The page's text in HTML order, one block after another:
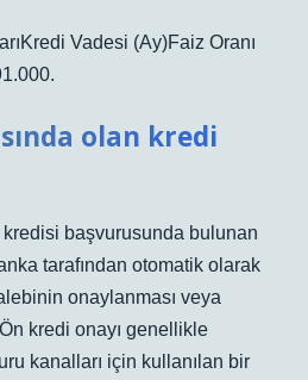
Vadesi (Ay)Faiz Oranı
olan kredi
başvurusunda bulunan
tarafından otomatik olarak
onaylanması veya
kredi onayı genellikle
kanalları için kullanılan bir